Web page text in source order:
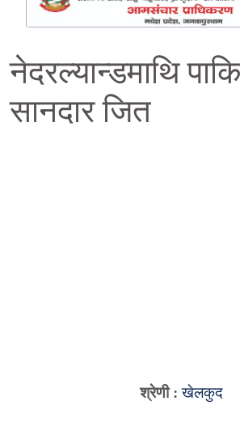
नेदरल्यान्डमाथि
सानदार जित
श्रेणी :खेलकुद